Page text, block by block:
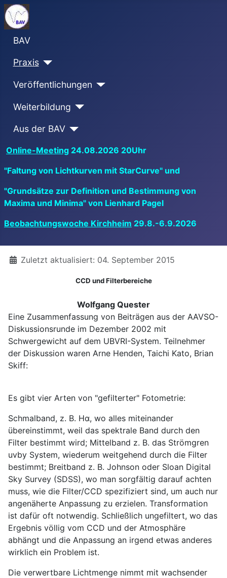
BAV
Praxis
Veröffentlichungen
Weiterbildung
Aus der BAV
Online-Meeting 24.08.2026 20Uhr
"Faltung von Lichtkurven mit StarCurve" und
"Grundsätze zur Definition und Bestimmung von
Maxima und Minima" von Lienhard Pagel
Beobachtungswoche Kirchheim 29.8.-6.9.2026
DetailsZuletzt aktualisiert: 04. September 2015
CCD und Filterbereiche
Wolfgang Quester
Eine Zusammenfassung von Beiträgen aus der AAVSO-
Diskussionsrunde im Dezember 2002 mit
Schwergewicht auf dem UBVRI-System. Teilnehmer
der Diskussion waren Arne Henden, Taichi Kato, Brian
Skiff:
Es gibt vier Arten von "gefilterter" Fotometrie:
Schmalband, z. B. Hα, wo alles miteinander
übereinstimmt, weil das spektrale Band durch den
Filter bestimmt wird; Mittelband z. B. das Strömgren
uvby System, wiederum weitgehend durch die Filter
bestimmt; Breitband z. B. Johnson oder Sloan Digital
Sky Survey (SDSS), wo man sorgfältig darauf achten
muss, wie die Filter/CCD spezifiziert sind, um auch nur
angenäherte Anpassung zu erzielen. Transformation
ist dafür oft notwendig. Schließlich ungefiltert, wo das
Ergebnis völlig vom CCD und der Atmosphäre
abhängt und die Anpassung an irgend etwas anderes
wirklich ein Problem ist.
Die verwertbare Lichtmenge nimmt mit wachsender